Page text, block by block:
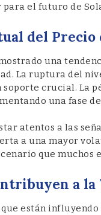
el futuro de
del Precio
una
La ruptura del
crucial. La
una fase
atentos a las
a una mayor
que muchos
a
están